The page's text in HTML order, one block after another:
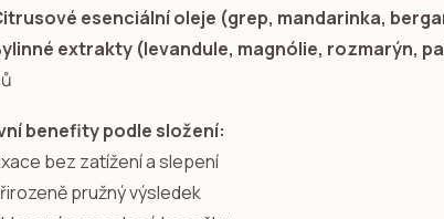
esenciální oleje (grep, mandarinka,
extrakty (levandule, magnólie, rozmarýn,
benefity podle složení:
bez zatížení a slepení
pružný výsledek